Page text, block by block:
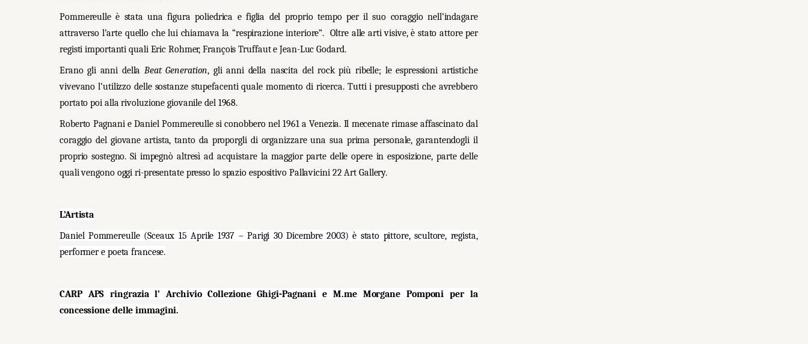
Pommereulle è stata una figura poliedrica e figlia del proprio tempo per il suo coraggio nell’indagare
attraverso l’arte quello che lui chiamava la “respirazione interiore”. Oltre alle arti visive, è stato attore per
registi importanti quali Eric Rohmer, François Truffaut e Jean-Luc Godard.
Erano gli anni dellaBeat Generation, gli anni della nascita del rock più ribelle; le espressioni artistiche
vivevano l’utilizzo delle sostanze stupefacentiquale momento di ricerca. Tutti i presupposti che avrebbero
portato poi alla rivoluzione giovanile del 1968.
Roberto Pagnani e Daniel Pommereulle si conobbero nel 1961 a Venezia. Il mecenate rimase affascinato dal
coraggio del giovane artista, tanto da proporgli di organizzare una sua prima personale, garantendogli il
proprio sostegno. Si impegnò altresì ad acquistare la maggior parte delle opere in esposizione, parte delle
quali vengono oggi ri-presentate presso lo spazio espositivo Pallavicini 22 Art Gallery.
L’Artista
Daniel Pommereulle (Sceaux 15 Aprile 1937 – Parigi 30 Dicembre 2003) è stato pittore, scultore, regista,
performer e poeta francese.
CARP APS ringrazia l’ Archivio Collezione Ghigi-Pagnani e M.me Morgane Pomponi per la
concessione delle immagini.